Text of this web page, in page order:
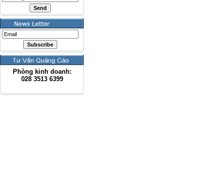
Phòng kinh doanh:
028 3513 6399